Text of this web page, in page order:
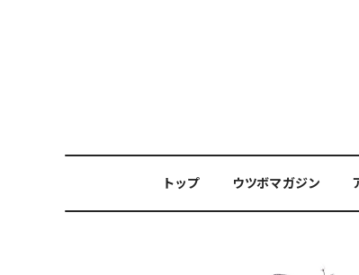
トップ ウツボマガジン